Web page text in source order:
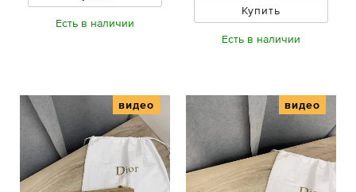
Есть в наличии
Купить
Есть в наличии
видео видео